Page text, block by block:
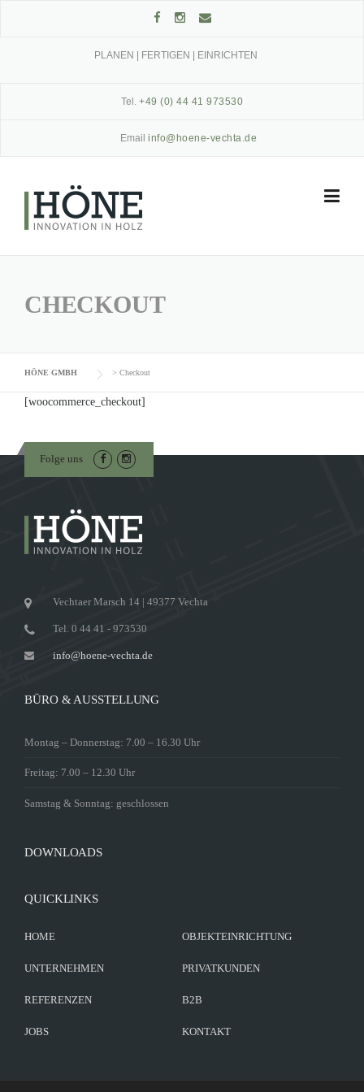
PLANEN | FERTIGEN | EINRICHTEN
Tel. +49 (0) 44 41 973530
Email info@hoene-vechta.de
CHECKOUT
HÖNE GMBH > Checkout
[woocommerce_checkout]
Folge uns
Vechtaer Marsch 14 | 49377 Vechta
Tel. 0 44 41 - 973530
info@hoene-vechta.de
BÜRO & AUSSTELLUNG
Montag – Donnerstag: 7.00 – 16.30 Uhr
Freitag: 7.00 – 12.30 Uhr
Samstag & Sonntag: geschlossen
DOWNLOADS
QUICKLINKS
HOME OBJEKTEINRICHTUNG
UNTERNEHMEN PRIVATKUNDEN
REFERENZEN B2B
JOBS KONTAKT